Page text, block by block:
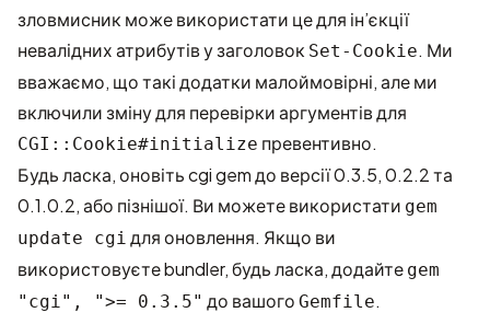
зловмисник може використати це для ін’єкції
невалідних атрибутів у заголовок Set-Cookie. Ми
вважаємо, що такі додатки малоймовірні, але ми
включили зміну для перевірки аргументів для
CGI::Cookie#initialize превентивно.
Будь ласка, оновіть cgi gem до версії 0.3.5, 0.2.2 та
0.1.0.2, або пізнішої. Ви можете використати gem
update cgi для оновлення. Якщо ви
використовуєте bundler, будь ласка, додайте gem
"cgi", ">= 0.3.5" до вашого Gemfile.